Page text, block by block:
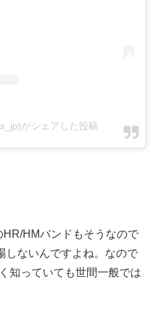
がシェアした投稿
HR/HMバンドもそうなので
しないんですよね。なので
知っていても世間一般では